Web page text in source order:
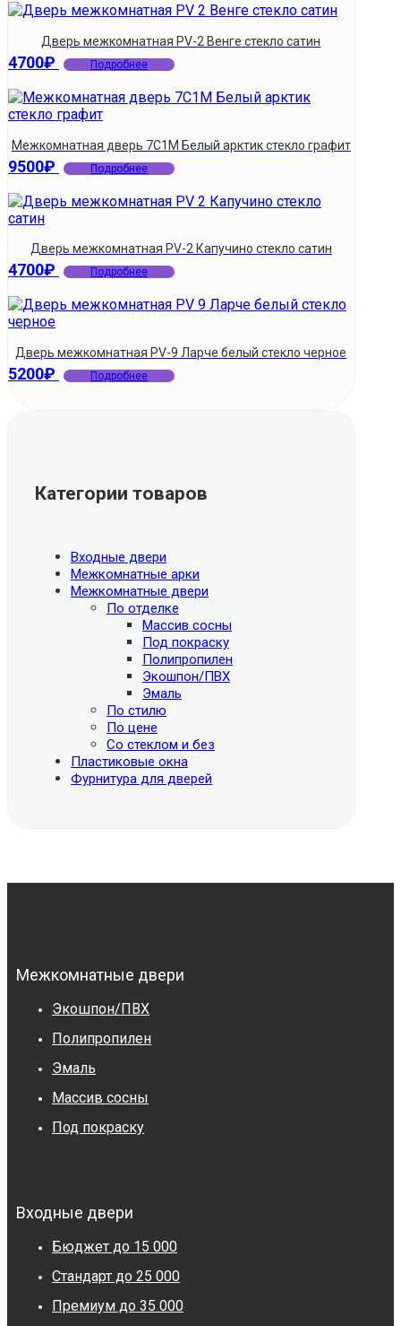
Дверь межкомнатная PV-2 Венге стекло сатин
4700₽ Подробнее
Межкомнатная дверь 7С1М Белый арктик стекло графит
9500₽ Подробнее
Дверь межкомнатная PV-2 Капучино стекло сатин
4700₽ Подробнее
Дверь межкомнатная PV-9 Ларче белый стекло черное
5200₽ Подробнее
Категории товаров
Входные двери
Межкомнатные арки
Межкомнатные двери
По отделке
Массив сосны
Под покраску
Полипропилен
Экошпон/ПВХ
Эмаль
По стилю
По цене
Со стеклом и без
Пластиковые окна
Фурнитура для дверей
Межкомнатные двери
Экошпон/ПВХ
Полипропилен
Эмаль
Массив сосны
Под покраску
Входные двери
Бюджет до 15 000
Стандарт до 25 000
Премиум до 35 000